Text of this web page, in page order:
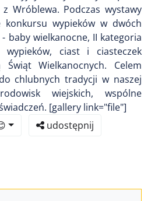
Wróblewa. Podczas wystawy
konkursu wypieków w dwóch
baby wielkanocne, II kategoria
ciast i ciasteczek
Wielkanocnych. Celem
chlubnych tradycji w naszej
wiejskich, wspólne
[gallery link="file"]
udostępnij